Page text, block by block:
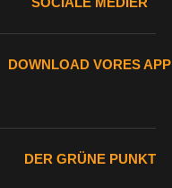
DOWNLOAD VORES APP
DER GRÜNE PUNKT